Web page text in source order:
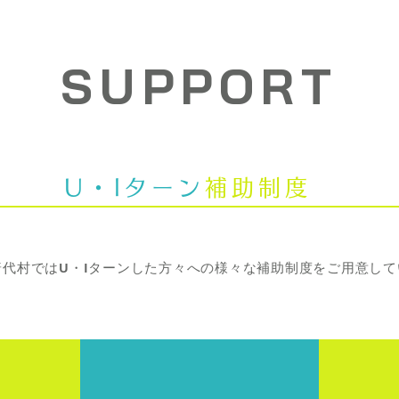
SUPPORT​
U・Iターン 補助制度
村ではU・Iターンした方々への様々な補助制度をご用意し